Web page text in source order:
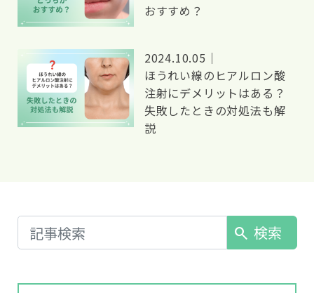
おすすめ？
2024.10.05｜
ほうれい線のヒアルロン酸
注射にデメリットはある？
失敗したときの対処法も解
説
search 検索